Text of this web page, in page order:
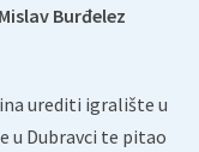
Burđelez
urediti igralište u
u Dubravci te pitao